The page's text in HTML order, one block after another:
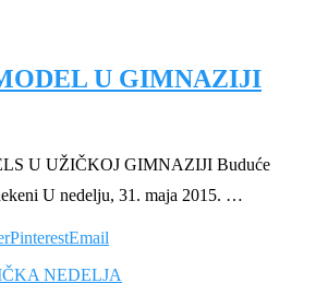
U GIMNAZIJI
U UŽIČKOJ GIMNAZIJI Buduće
U nedelju, 31. maja 2015. …
PinterestEmail